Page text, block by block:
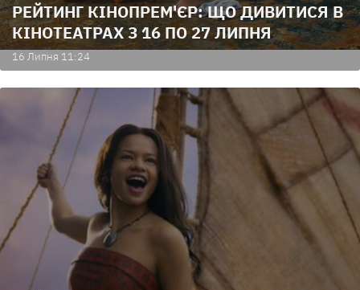
РЕЙТИНГ КІНОПРЕМ'ЄР: ЩО ДИВИТИСЯ В
КІНОТЕАТРАХ З 16 ПО 27 ЛИПНЯ
16 Липня 11:24